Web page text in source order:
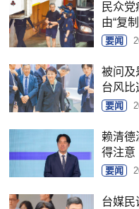
民众党
由“复
要闻
被问及
台风比
要闻
赖清德
得注意
要闻
台媒民